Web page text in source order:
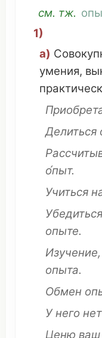
см. тж.
1)
а)
умения,
Делиться
о́пыт.
Учиться
Убедиться
опыте.
Изучение,
опыта.
Обмен
У него
Ценю ваш